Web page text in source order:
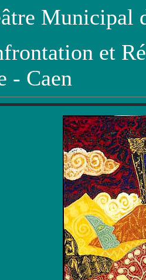
Municipal
et
- Caen